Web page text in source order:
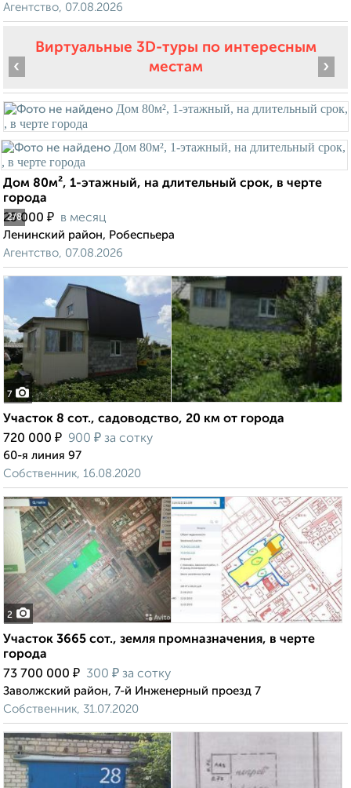
Агентство, 07.08.2026
Виртуальные 3D-туры по интересным
местам
2/8
‹ ›
Дом 80м², 1-этажный, на длительный срок, в черте
города
25 000 ₽ в месяц
Ленинский район, Робеспьера
Агентство, 07.08.2026
7
Участок 8 сот., садоводство, 20 км от города
720 000 ₽ 900 ₽ за сотку
60-я линия 97
Собственник, 16.08.2020
2
Участок 3665 сот., земля промназначения, в черте
города
73 700 000 ₽ 300 ₽ за сотку
Заволжский район, 7-й Инженерный проезд 7
Собственник, 31.07.2020